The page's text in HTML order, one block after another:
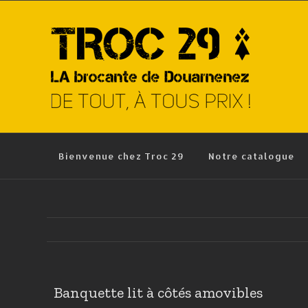
Bienvenue chez Troc 29 Notre catalogue
Banquette lit à côtés amovibles